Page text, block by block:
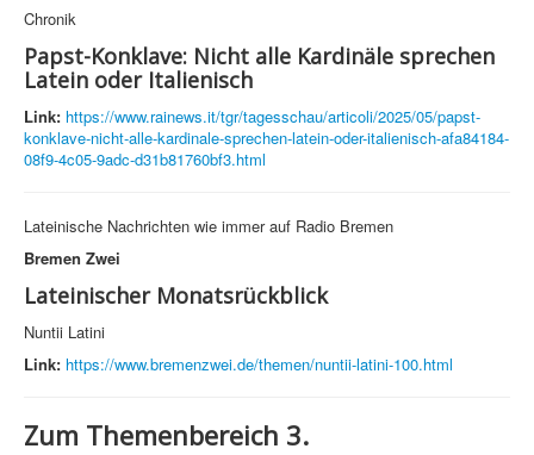
Chronik
Papst-Konklave: Nicht alle Kardinäle sprechen
Latein oder Italienisch
Link: https://www.rainews.it/tgr/tagesschau/articoli/2025/05/papst-
konklave-nicht-alle-kardinale-sprechen-latein-oder-italienisch-afa84184-
08f9-4c05-9adc-d31b81760bf3.html
Lateinische Nachrichten wie immer auf Radio Bremen
Bremen Zwei
Lateinischer Monatsrückblick
Nuntii Latini
Link: https://www.bremenzwei.de/themen/nuntii-latini-100.html
Zum Themenbereich 3.